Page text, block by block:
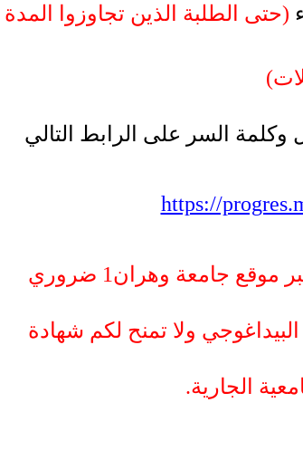
(حتى الطلبة الذين تجاوزوا المدة
السر على الرابط التالي
https://
جامعة وهران1 ضروري
ولا تمنح لكم شهادة
الجارية